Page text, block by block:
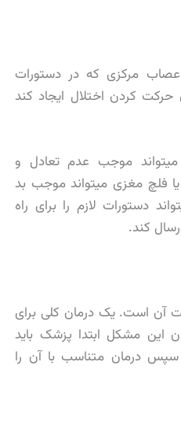
مرکزی که در دستورات
کردن اختلال ایجاد کند
موجب عدم تعادل و
فلچ مغزی میتواند موجب بد
دستورات لازم را برای راه
کند.
آن است. یک درمان کلی برای
این مشکل ابتدا پزشک باید
درمان متناسب با آن را